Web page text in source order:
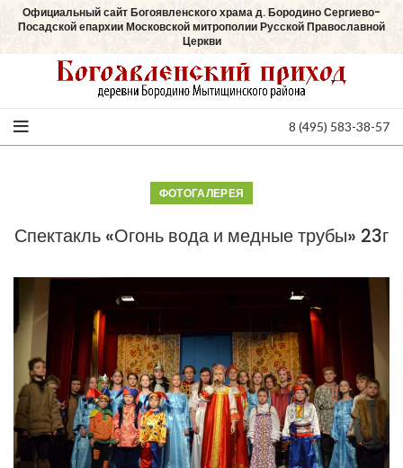
Официальный сайт Богоявленского храма д. Бородино Сергиево-
Посадской епархии Московской митрополии Русской Православной
Церкви
8 (495) 583-38-57
ФОТОГАЛЕРЕЯ
Спектакль «Огонь вода и медные трубы» 23г